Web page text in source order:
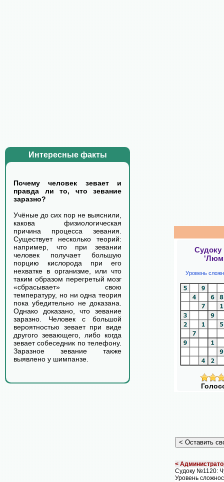
Интересные факты
Почему человек зевает и
правда ли то, что зевание
заразно?
Учёные до сих пор не выяснили,
какова физиологическая
причина процесса зевания.
Существует несколько теорий:
например, что при зевании
человек получает большую
порцию кислорода при его
нехватке в организме, или что
таким образом перегретый мозг
«сбрасывает» свою
температуру, но ни одна теория
пока убедительно не доказана.
Однако доказано, что зевание
заразно. Человек с большой
вероятностью зевает при виде
другого зевающего, либо когда
зевает собеседник по телефону.
Заразное зевание также
выявлено у шимпанзе.
Уровень
<
Судоку №1120:
Уровень